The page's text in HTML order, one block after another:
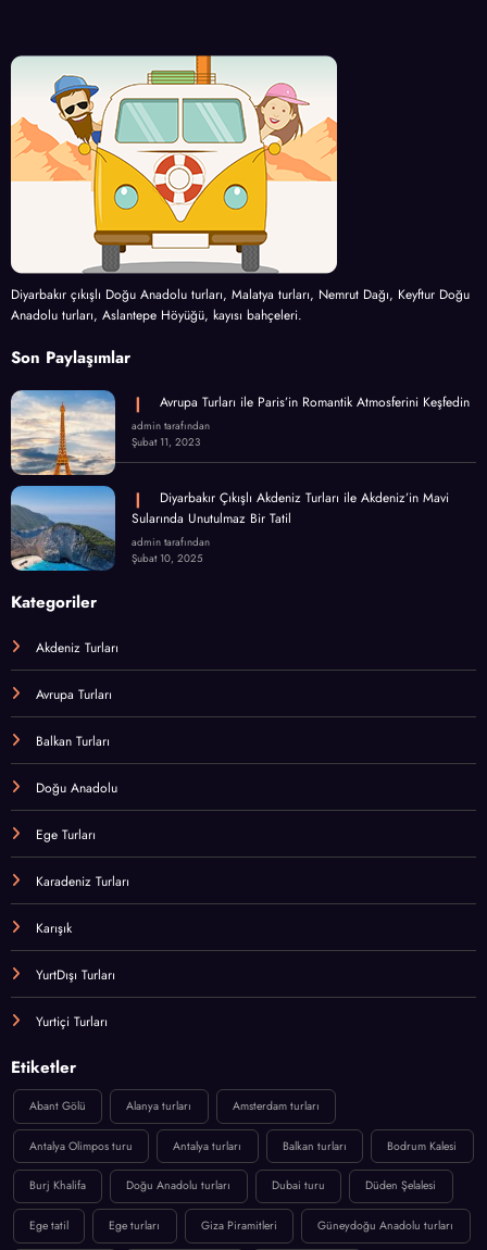
Diyarbakır çıkışlı Doğu Anadolu turları, Malatya turları, Nemrut Dağı, Keyftur Doğu
Anadolu turları, Aslantepe Höyüğü, kayısı bahçeleri.
Son Paylaşımlar
Avrupa Turları ile Paris’in Romantik Atmosferini Keşfedin
admin tarafından
Şubat 11, 2023
Diyarbakır Çıkışlı Akdeniz Turları ile Akdeniz’in Mavi
Sularında Unutulmaz Bir Tatil
admin tarafından
Şubat 10, 2025
Kategoriler
Akdeniz Turları
Avrupa Turları
Balkan Turları
Doğu Anadolu
Ege Turları
Karadeniz Turları
Karışık
YurtDışı Turları
Yurtiçi Turları
Etiketler
Abant Gölü Alanya turları Amsterdam turları
Antalya Olimpos turu Antalya turları Balkan turları Bodrum Kalesi
Burj Khalifa Doğu Anadolu turları Dubai turu Düden Şelalesi
Ege tatil Ege turları Giza Piramitleri Güneydoğu Anadolu turları